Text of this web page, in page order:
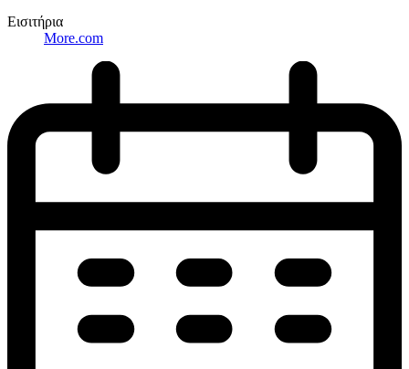
Εισιτήρια
More.com